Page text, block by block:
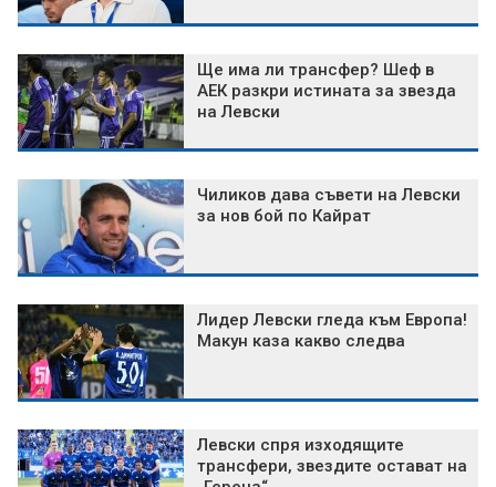
Ще има ли трансфер? Шеф в
АЕК разкри истината за звезда
на Левски
Чиликов дава съвети на Левски
за нов бой по Кайрат
Лидер Левски гледа към Европа!
Макун каза какво следва
Левски спря изходящите
трансфери, звездите остават на